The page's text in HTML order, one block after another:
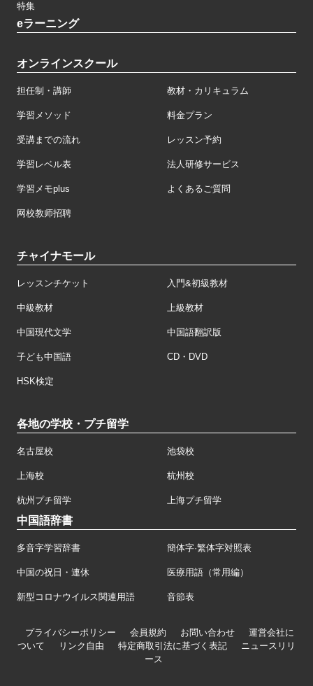
特集
eラーニング
オンラインスクール
担任制・講師 教材・カリキュラム
学習メソッド 料金プラン
受講までの流れ レッスン予約
学習レベル表 法人研修サービス
学習メモplus よくあるご質問
网校教师招聘
チャイナモール
レッスンチケット 入門&初級教材
中級教材 上級教材
中国現代文学 中国語翻訳版
子ども中国語 CD・DVD
HSK検定
各地の学校・プチ留学
名古屋校 池袋校
上海校 杭州校
杭州プチ留学 上海プチ留学
中国語辞書
多音字学習辞書 簡体字·繁体字対照表
中国の祝日・連休 医療用語（常用編）
新型コロナウイルス関連用語 音節表
プライバシーポリシー 会員規約 お問い合わせ
運営会社に
ついて
リンク自由 特定商取引法に基づく表記
ニュースリリ
ース